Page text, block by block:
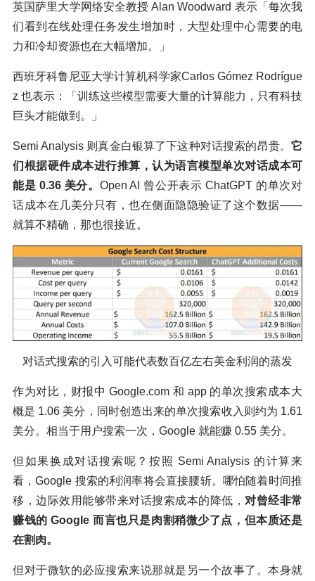
英国萨里大学网络安全教授 Alan Woodward 表示「每次我
们看到在线处理任务发生增加时，大型处理中心需要的电
力和冷却资源也在大幅增加。」
西班牙科鲁尼亚大学计算机科学家Carlos Gómez Rodrígue
z 也表示：「训练这些模型需要大量的计算能力，只有科技
巨头才能做到。」
Semi Analysis 则真金白银算了下这种对话搜索的昂贵。 它
们根据硬件成本进行推算，认为语言模型单次对话成本可
能是 0.36 美分。 Open AI 曾公开表示 ChatGPT 的单次对
话成本在几美分只有，也在侧面隐隐验证了这个数据——
就算不精确，那也很接近。
对话式搜索的引入可能代表数百亿左右美金利润的蒸发
作为对比，财报中 Google.com 和 app 的单次搜索成本大
概是 1.06 美分，同时创造出来的单次搜索收入则约为 1.61
美分。相当于用户搜索一次，Google 就能赚 0.55 美分。
但如果换成对话搜索呢？按照 Semi Analysis 的计算来
看，Google 搜索的利润率将会直接腰斩。哪怕随着时间推
移，边际效用能够带来对话搜索成本的降低， 对曾经非常
赚钱的 Google 而言也只是肉割稍微少了点，但本质还是
在割肉。
但对于微软的必应搜索来说那就是另一个故事了。本身就